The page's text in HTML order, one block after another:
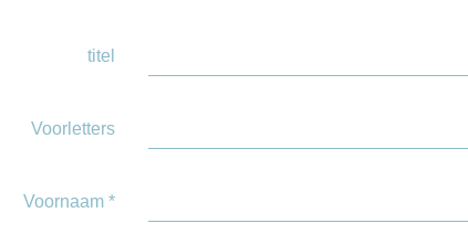
titel
Voorletters
Voornaam *